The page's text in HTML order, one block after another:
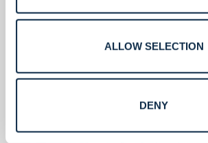
ALLOW SELECTION
DENY